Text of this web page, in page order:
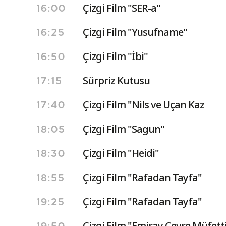
16:00 Çizgi Film "SER-a"
16:25 Çizgi Film "Yusufname"
16:50 Çizgi Film ''İbi''
17:15 Sürpriz Kutusu
17:40 Çizgi Film "Nils ve Uçan Kaz
18:05 Çizgi Film "Sagun"
18:30 Çizgi Film "Heidi"
18:55 Çizgi Film "Rafadan Tayfa"
19:25 Çizgi Film "Rafadan Tayfa"